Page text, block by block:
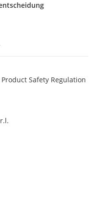
Safety Regulation